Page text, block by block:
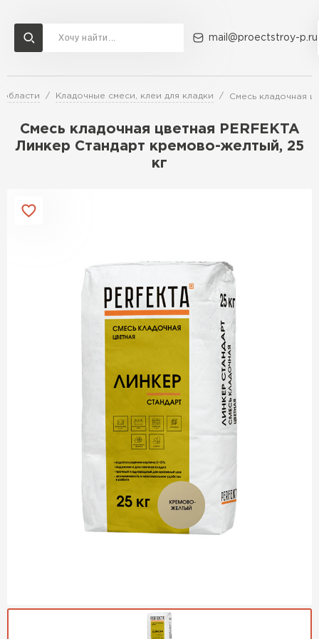
mail@proectstroy-p.ru
Кладочные смеси, клеи для кладки Смесь кладочная
Смесь кладочная цветная PERFEKTA
Линкер Стандарт кремово-желтый, 25
кг
Доставка и оплата Акции О компании Контакты
Перейти в каталог
Газобетон (ЕвроАэроБетон)
ПЕРЕЙТИ
Газобетон Могилевский КСИ
Газобетон Бонолит
Газобетон Могилевский КСИ
Газобетон Могилевский
Газосиликат
Газобетон ЛСР
Газобетон Poritep
Газобетон ДСК Грас
Газобетон CubiBlock
Газобетон ВКБлок